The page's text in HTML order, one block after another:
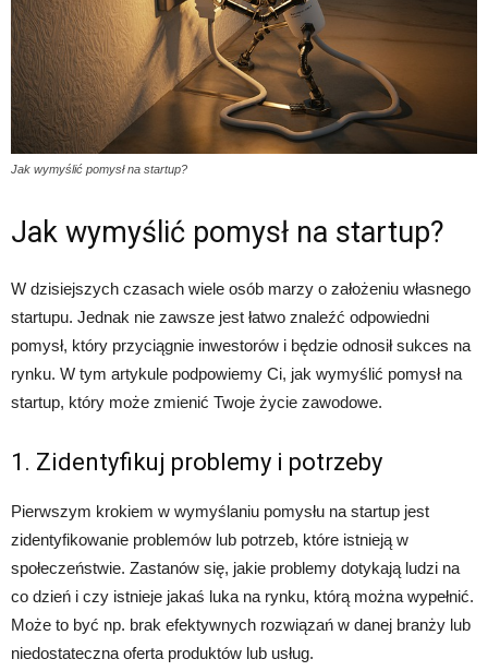
Jak wymyślić pomysł na startup?
Jak wymyślić pomysł na startup?
W dzisiejszych czasach wiele osób marzy o założeniu własnego
startupu. Jednak nie zawsze jest łatwo znaleźć odpowiedni
pomysł, który przyciągnie inwestorów i będzie odnosił sukces na
rynku. W tym artykule podpowiemy Ci, jak wymyślić pomysł na
startup, który może zmienić Twoje życie zawodowe.
1. Zidentyfikuj problemy i potrzeby
Pierwszym krokiem w wymyślaniu pomysłu na startup jest
zidentyfikowanie problemów lub potrzeb, które istnieją w
społeczeństwie. Zastanów się, jakie problemy dotykają ludzi na
co dzień i czy istnieje jakaś luka na rynku, którą można wypełnić.
Może to być np. brak efektywnych rozwiązań w danej branży lub
niedostateczna oferta produktów lub usług.